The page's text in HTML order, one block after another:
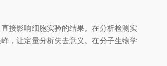
接影响细胞实验的结果。在分析检测实
，让定量分析失去意义。在分子生物学